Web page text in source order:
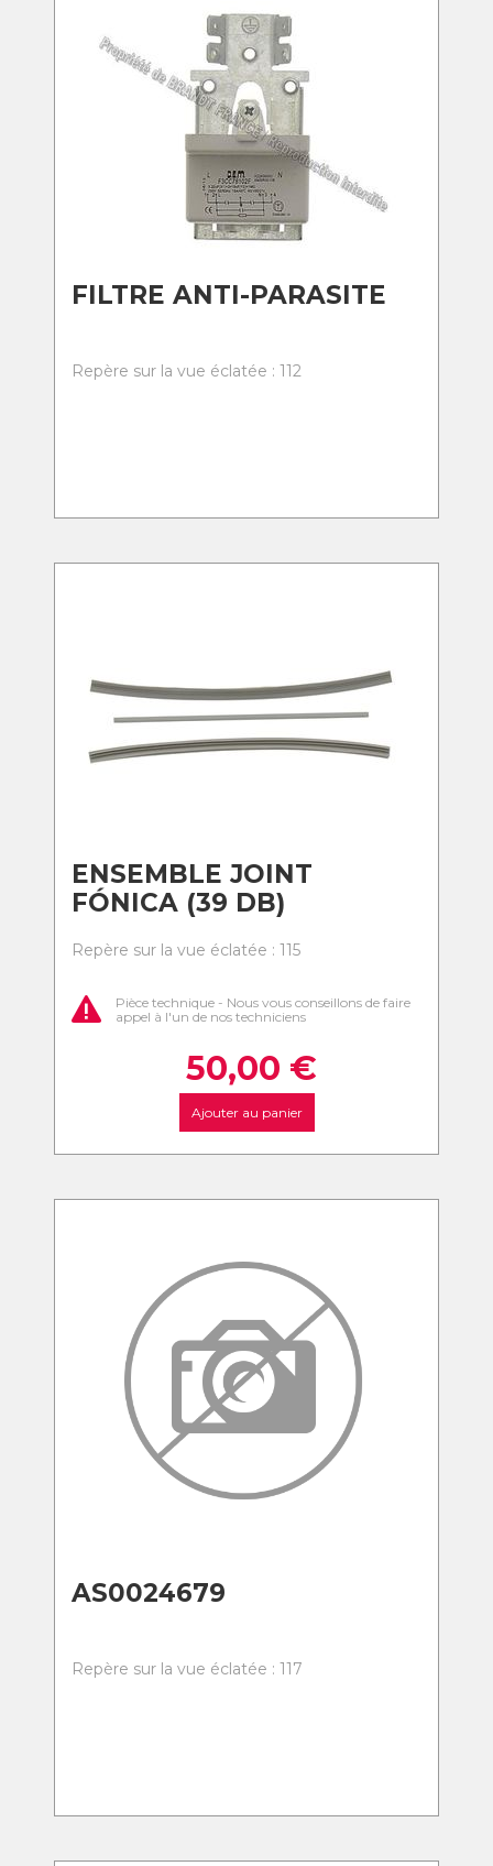
FILTRE ANTI-PARASITE
Repère sur la vue éclatée : 112
ENSEMBLE JOINT
FÓNICA (39 DB)
Repère sur la vue éclatée : 115
Pièce technique - Nous vous conseillons de faire
appel à l'un de nos techniciens
50,00 €
Ajouter au panier
AS0024679
Repère sur la vue éclatée : 117